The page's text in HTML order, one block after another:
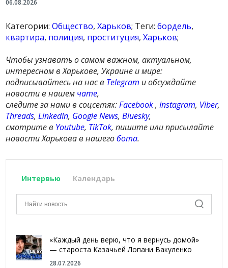
06.08.2026
Категории:Общество,Харьков; Теги:бордель,
квартира, полиция, проституция,Харьков;
Чтобы узнавать о самом важном, актуальном,
интересном в Харькове, Украине и мире:
подписывайтесь на нас в Telegram и обсуждайте
новости в нашем чате,
следите за нами в соцсетях:Facebook,Instagram, Viber,
Threads,LinkedIn, Google News,Bluesky,
смотрите в Youtube, TikTok, пишите или присылайте
новости Харькова в нашегобота.
Интервью Календарь
«Каждый день верю, что я вернусь домой»
— староста Казачьей Лопани Вакуленко
28.07.2026